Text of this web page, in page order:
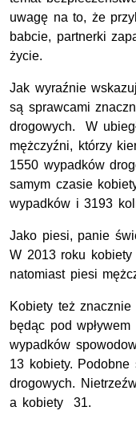
uwagę na to, że
babcie, partnerki
życie.
Jak wyraźnie
są sprawcami
drogowych. W
mężczyźni, którzy
1550 wypadków
samym czasie
wypadków i 3193
Jako piesi, panie
W 2013 roku kobiety
natomiast piesi
Kobiety też
będąc pod
wypadków
13 kobiety.
drogowych.
a kobiety 31.